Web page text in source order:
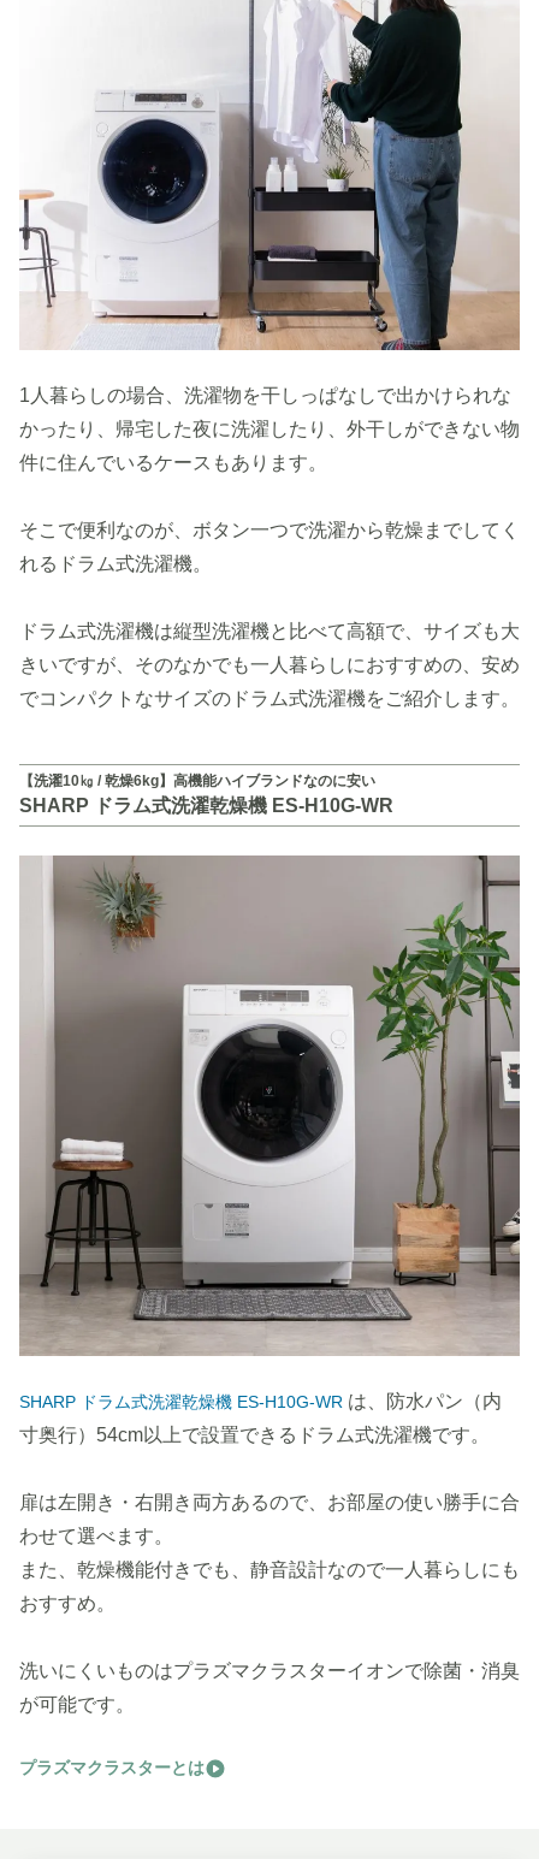
1人暮らしの場合、洗濯物を干しっぱなしで出かけられな
かったり、帰宅した夜に洗濯したり、外干しができない物
件に住んでいるケースもあります。
そこで便利なのが、ボタン一つで洗濯から乾燥までしてく
れるドラム式洗濯機。
ドラム式洗濯機は縦型洗濯機と比べて高額で、サイズも大
きいですが、そのなかでも一人暮らしにおすすめの、安め
でコンパクトなサイズのドラム式洗濯機をご紹介します。
【洗濯10㎏ / 乾燥6kg】高機能ハイブランドなのに安い
SHARP ドラム式洗濯乾燥機 ES-H10G-WR
SHARP ドラム式洗濯乾燥機 ES-H10G-WR は、防水パン（内
寸奥行）54cm以上で設置できるドラム式洗濯機です。
扉は左開き・右開き両方あるので、お部屋の使い勝手に合
わせて選べます。
また、乾燥機能付きでも、静音設計なので一人暮らしにも
おすすめ。
洗いにくいものはプラズマクラスターイオンで除菌・消臭
が可能です。
プラズマクラスターとは